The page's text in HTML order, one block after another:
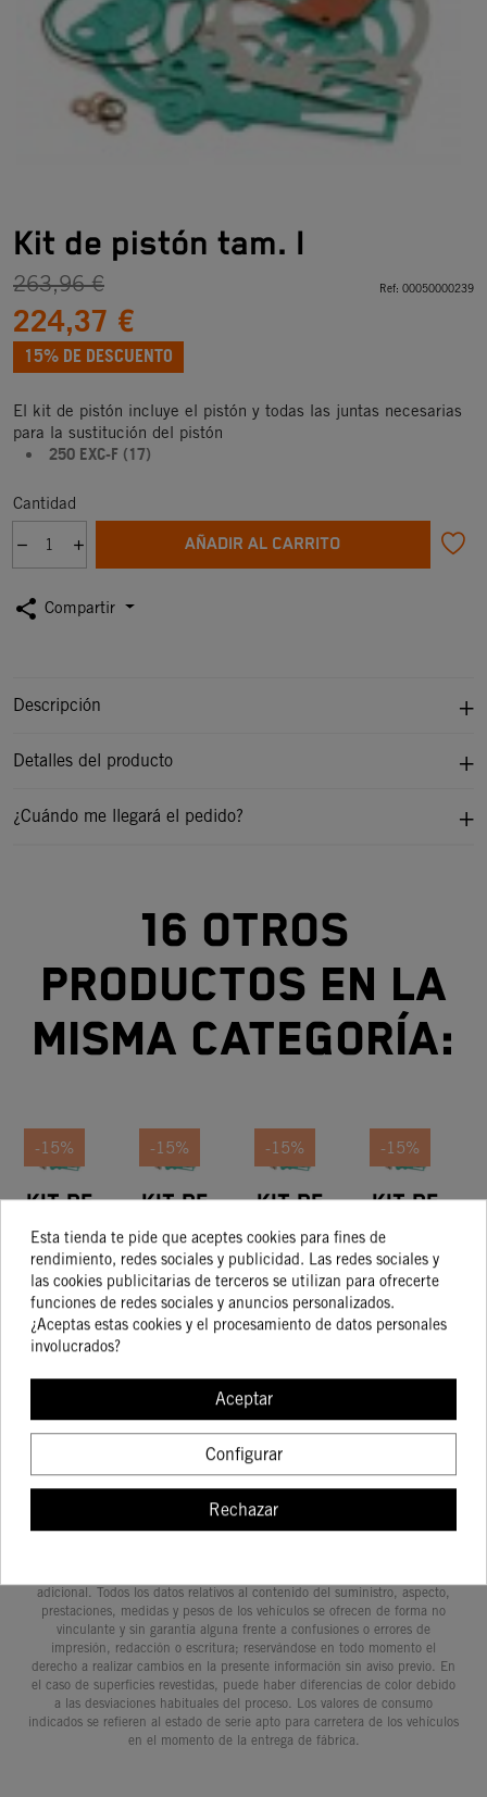
Kit de pistón tam. I
263,96 €
224,37 €
15% DE DESCUENTO
Ref: 00050000239
El kit de pistón incluye el pistón y todas las juntas necesarias
para la sustitución del pistón
250 EXC-F (17)
Cantidad
AÑADIR AL CARRITO
share Compartir
Descripción
Detalles del producto
¿Cuándo me llegará el pedido?
16 otros
productos en la
misma categoría:
-15%
Kit De
Pistón
Talla I
248,41 €
211,15 €
-15%
Kit De
Pistón
404,75 €
344,03 €
-15%
Kit De
Pistón
Talla I
248,41 €
211,15 €
-15%
Kit De
Pistón
Talla I
248,41 €
211,15 €
Determinadas características de los vehículos que aparecen en las
adicional. Todos los datos relativos al contenido del suministro, aspecto,
prestaciones, medidas y pesos de los vehículos se ofrecen de forma no
vinculante y sin garantía alguna frente a confusiones o errores de
impresión, redacción o escritura; reservándose en todo momento el
derecho a realizar cambios en la presente información sin aviso previo. En
el caso de superficies revestidas, puede haber diferencias de color debido
a las desviaciones habituales del proceso. Los valores de consumo
indicados se refieren al estado de serie apto para carretera de los vehículos
en el momento de la entrega de fábrica.
Esta tienda te pide que aceptes cookies para fines de
rendimiento, redes sociales y publicidad. Las redes sociales y
las cookies publicitarias de terceros se utilizan para ofrecerte
funciones de redes sociales y anuncios personalizados.
¿Aceptas estas cookies y el procesamiento de datos personales
involucrados?
Aceptar
Configurar
Rechazar